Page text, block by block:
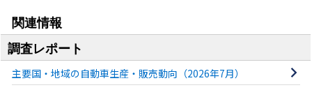
関連情報
調査レポート
主要国・地域の自動車生産・販売動向（2026年7月）